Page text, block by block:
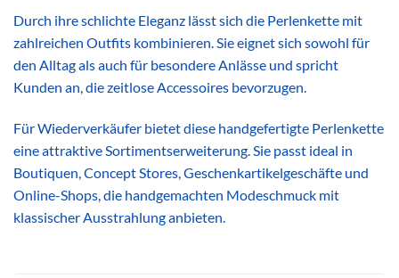
Durch ihre schlichte Eleganz lässt sich die Perlenkette mit
zahlreichen Outfits kombinieren. Sie eignet sich sowohl für
den Alltag als auch für besondere Anlässe und spricht
Kunden an, die zeitlose Accessoires bevorzugen.
Für Wiederverkäufer bietet diese handgefertigte Perlenkette
eine attraktive Sortimentserweiterung. Sie passt ideal in
Boutiquen, Concept Stores, Geschenkartikelgeschäfte und
Online-Shops, die handgemachten Modeschmuck mit
klassischer Ausstrahlung anbieten.